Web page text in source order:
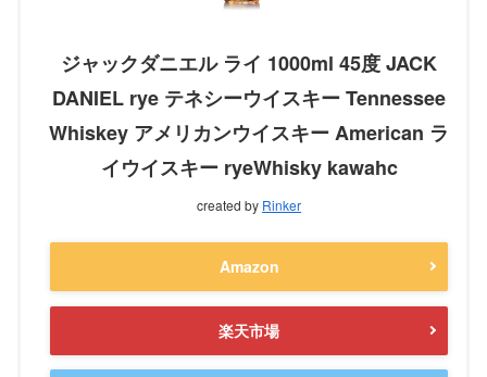
ジャックダニエル ライ 1000ml 45度 JACK
DANIEL rye テネシーウイスキー Tennessee
Whiskey アメリカンウイスキー American ラ
イウイスキー ryeWhisky kawahc
created by Rinker
Amazon
楽天市場